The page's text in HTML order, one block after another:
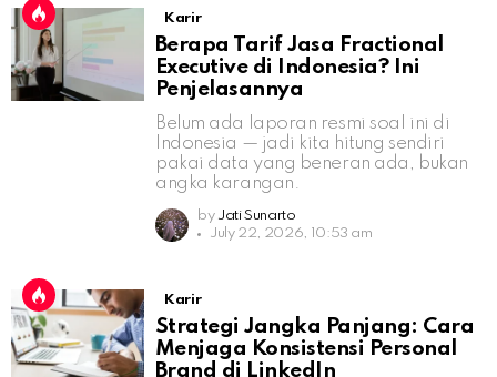
Karir
Berapa Tarif Jasa Fractional
Executive di Indonesia? Ini
Penjelasannya
Belum ada laporan resmi soal ini di
Indonesia — jadi kita hitung sendiri
pakai data yang beneran ada, bukan
angka karangan.
by Jati Sunarto
July 22, 2026, 10:53 am
Karir
Strategi Jangka Panjang: Cara
Menjaga Konsistensi Personal
Brand di LinkedIn